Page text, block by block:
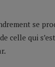
se
celle qui